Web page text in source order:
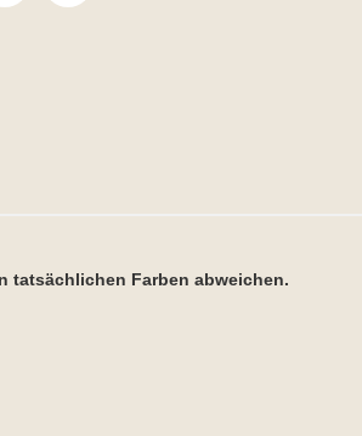
tatsächlichen Farben abweichen.